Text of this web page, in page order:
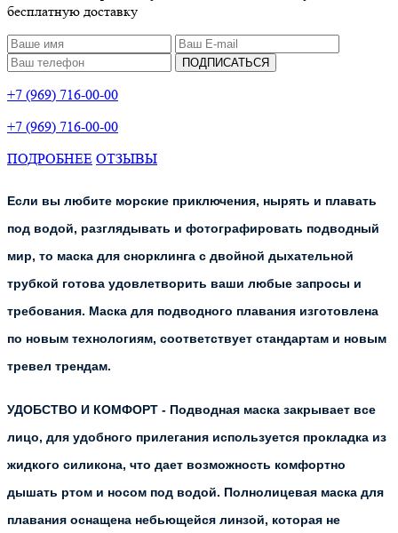
бесплатную доставку
ПОДПИСАТЬСЯ
+7 (969) 716-00-00
+7 (969) 716-00-00
ПОДРОБНЕЕ ОТЗЫВЫ
Если вы любите морские приключения, нырять и плавать
под водой, разглядывать и фотографировать подводный
мир, то маска для снорклинга с двойной дыхательной
трубкой готова удовлетворить ваши любые запросы и
требования. Маска для подводного плавания изготовлена
по новым технологиям, соответствует стандартам и новым
тревел трендам.
УДОБСТВО И КОМФОРТ - Подводная маска закрывает все
лицо, для удобного прилегания используется прокладка из
жидкого силикона, что дает возможность комфортно
дышать ртом и носом под водой. Полнолицевая маска для
плавания оснащена небьющейся линзой, которая не